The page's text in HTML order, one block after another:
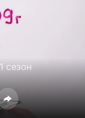
сезонКонтакты